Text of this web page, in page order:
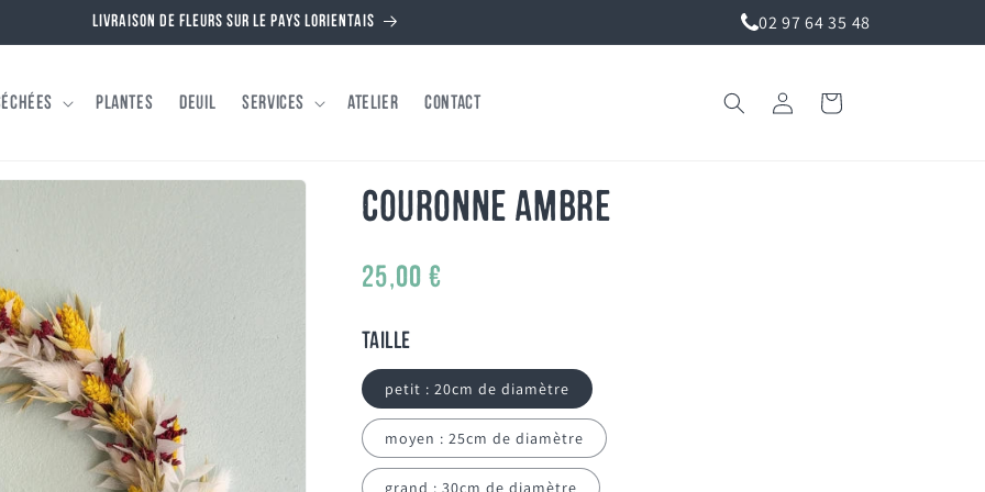
Livraison de fleurs sur le pays Lorientais 02 97 64 35 48
Plantes Deuil Services Atelier Contact Connexion Panier
Couronne ambre
Prix
habituel
25,00 €
Taille
petit : 20cm de diamètre
moyen : 25cm de diamètre
grand : 30cm de diamètre